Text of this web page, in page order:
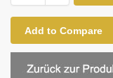
Add to Compare